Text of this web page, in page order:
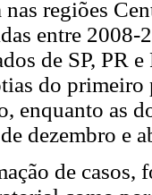
regiões
entre 2008-
de SP, PR
do primeiro
enquanto as
dezembro e
de casos,